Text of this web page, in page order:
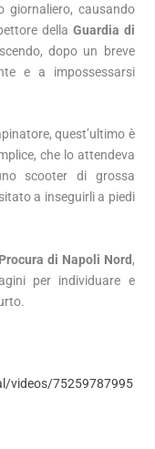
giornaliero, causando
della Guardia di
dopo un breve
e a impossessarsi
quest’ultimo è
che lo attendeva
scooter di grossa
a inseguirli a piedi
Procura di Napoli Nord,
per individuare e
videos/75259787995